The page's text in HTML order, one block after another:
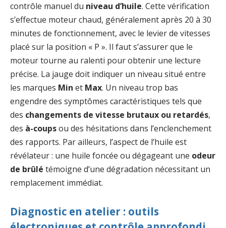
contrôle manuel du niveau d’huile. Cette vérification
s’effectue moteur chaud, généralement après 20 à 30
minutes de fonctionnement, avec le levier de vitesses
placé sur la position « P ». Il faut s’assurer que le
moteur tourne au ralenti pour obtenir une lecture
précise. La jauge doit indiquer un niveau situé entre
les marques Min et Max. Un niveau trop bas
engendre des symptômes caractéristiques tels que
des changements de vitesse brutaux ou retardés,
des à-coupsou des hésitations dans l’enclenchement
des rapports. Par ailleurs, l’aspect de l’huile est
révélateur : une huile foncée ou dégageant une odeur
de brûlé témoigne d’une dégradation nécessitant un
remplacement immédiat.
Diagnostic en atelier : outils